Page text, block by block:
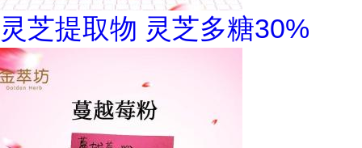
灵芝提取物 灵芝多糖30%